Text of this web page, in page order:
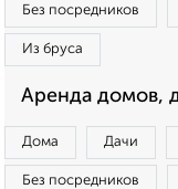
Без посредников
Из бруса
Аренда домов,
Дома Дачи
Без посредников